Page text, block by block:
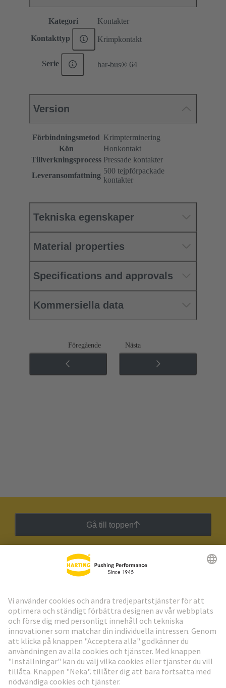
Kategori Kontakter
Kontakttyp Krimpkontakt
Serie har-bus® 64
Version
Förbindningsmetod Krimpterminering
Kön
Honkontakt
Tillverkningsprocess Pressade kontakter
Leveransomfattning
500 tejpförpackade
kontakter
Tekniska egenskaper
Material properties
Specifications and approvals
Kommersiella data
Föregående Nästa
Gå till toppen
HARTING:s nyhetsbrev
Gå till registrering
Social Media